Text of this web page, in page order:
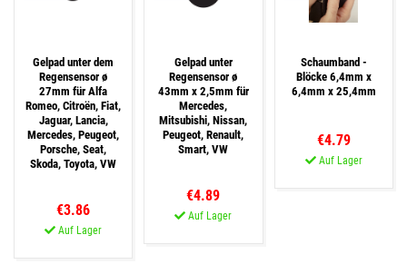
Gelpad unter dem
Regensensor ø
27mm für Alfa
Romeo, Citroën, Fiat,
Jaguar, Lancia,
Mercedes, Peugeot,
Porsche, Seat,
Skoda, Toyota, VW
€3.86
Auf Lager
Gelpad unter
Regensensor ø
43mm x 2,5mm für
Mercedes,
Mitsubishi, Nissan,
Peugeot, Renault,
Smart, VW
€4.89
Auf Lager
Schaumband -
Blöcke 6,4mm x
6,4mm x 25,4mm
€4.79
Auf Lager